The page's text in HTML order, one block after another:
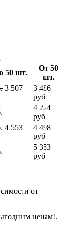
50 шт.
От 50
шт.
3 507
3 486
руб.
4 224
руб.
4 553
4 498
руб.
5 353
руб.
от
ценам!.